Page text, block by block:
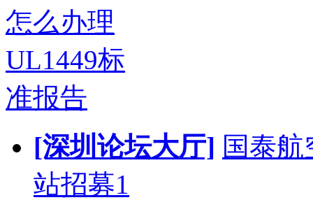
怎么办理
UL1449标
准报告
[深圳论坛大厅] 国泰
站招募1